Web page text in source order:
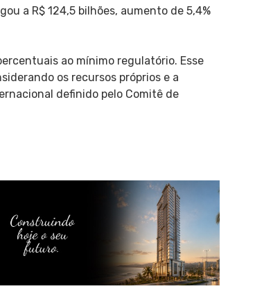
a R$ 124,5 bilhões, aumento de 5,4%
ao mínimo regulatório. Esse
os recursos próprios e a
definido pelo Comitê de